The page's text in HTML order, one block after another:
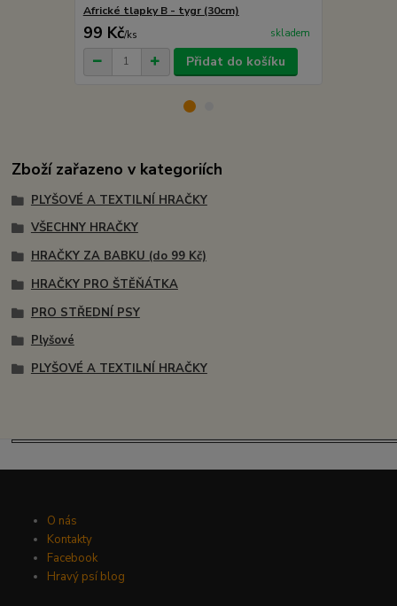
Africké tlapky B - tygr (30cm)
99 Kč/ks skladem
Přidat do košíku
Zboží zařazeno v kategoriích
PLYŠOVÉ A TEXTILNÍ HRAČKY
VŠECHNY HRAČKY
HRAČKY ZA BABKU (do 99 Kč)
HRAČKY PRO ŠTĚŇÁTKA
PRO STŘEDNÍ PSY
Plyšové
PLYŠOVÉ A TEXTILNÍ HRAČKY
O nás
Kontakty
Facebook
Hravý psí blog